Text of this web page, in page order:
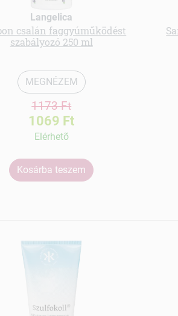
Langelica
csalán faggyúműködést
szabályozó 250 ml
MEGNÉZEM
1173 Ft
1069 Ft
Elérhetõ
Kosárba teszem